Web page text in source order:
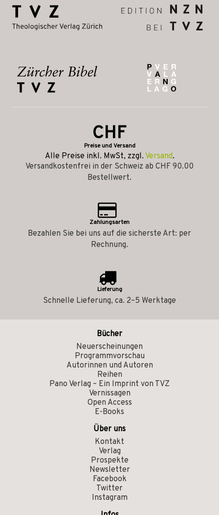
CHF
Preise und Versand
Alle Preise inkl. MwSt, zzgl. Versand.
Versandkostenfrei in der Schweiz ab CHF 90.00
Bestellwert.
Zahlungsarten
Bezahlen Sie bei uns auf die sicherste Art: per
Rechnung.
Lieferung
Schnelle Lieferung, ca. 2–5 Werktage
Bücher
Neuerscheinungen
Programmvorschau
Autorinnen und Autoren
Reihen
Pano Verlag – Ein Imprint von TVZ
Vernissagen
Open Access
E-Books
Über uns
Kontakt
Verlag
Prospekte
Newsletter
Facebook
Twitter
Instagram